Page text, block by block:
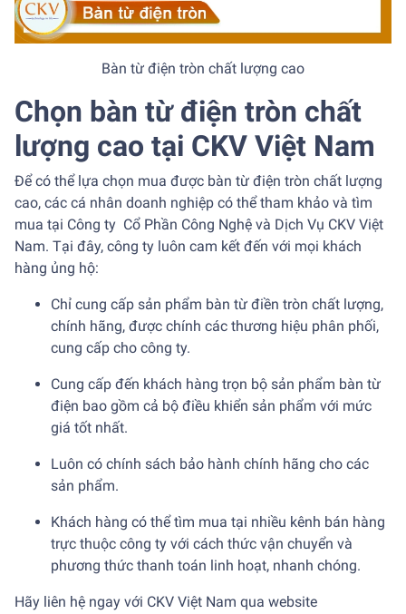
Bàn từ điện tròn chất lượng cao
Chọn bàn từ điện tròn chất
lượng cao tại CKV Việt Nam
Để có thể lựa chọn mua được bàn từ điện tròn chất lượng
cao, các cá nhân doanh nghiệp có thể tham khảo và tìm
mua tại Công ty Cổ Phần Công Nghệ và Dịch Vụ CKV Việt
Nam. Tại đây, công ty luôn cam kết đến với mọi khách
hàng ủng hộ:
Chỉ cung cấp sản phẩm bàn từ điền tròn chất lượng,
chính hãng, được chính các thương hiệu phân phối,
cung cấp cho công ty.
Cung cấp đến khách hàng trọn bộ sản phẩm bàn từ
điện bao gồm cả bộ điều khiển sản phẩm với mức
giá tốt nhất.
Luôn có chính sách bảo hành chính hãng cho các
sản phẩm.
Khách hàng có thể tìm mua tại nhiều kênh bán hàng
trực thuộc công ty với cách thức vận chuyển và
phương thức thanh toán linh hoạt, nhanh chóng.
Hãy liên hệ ngay với CKV Việt Nam qua website